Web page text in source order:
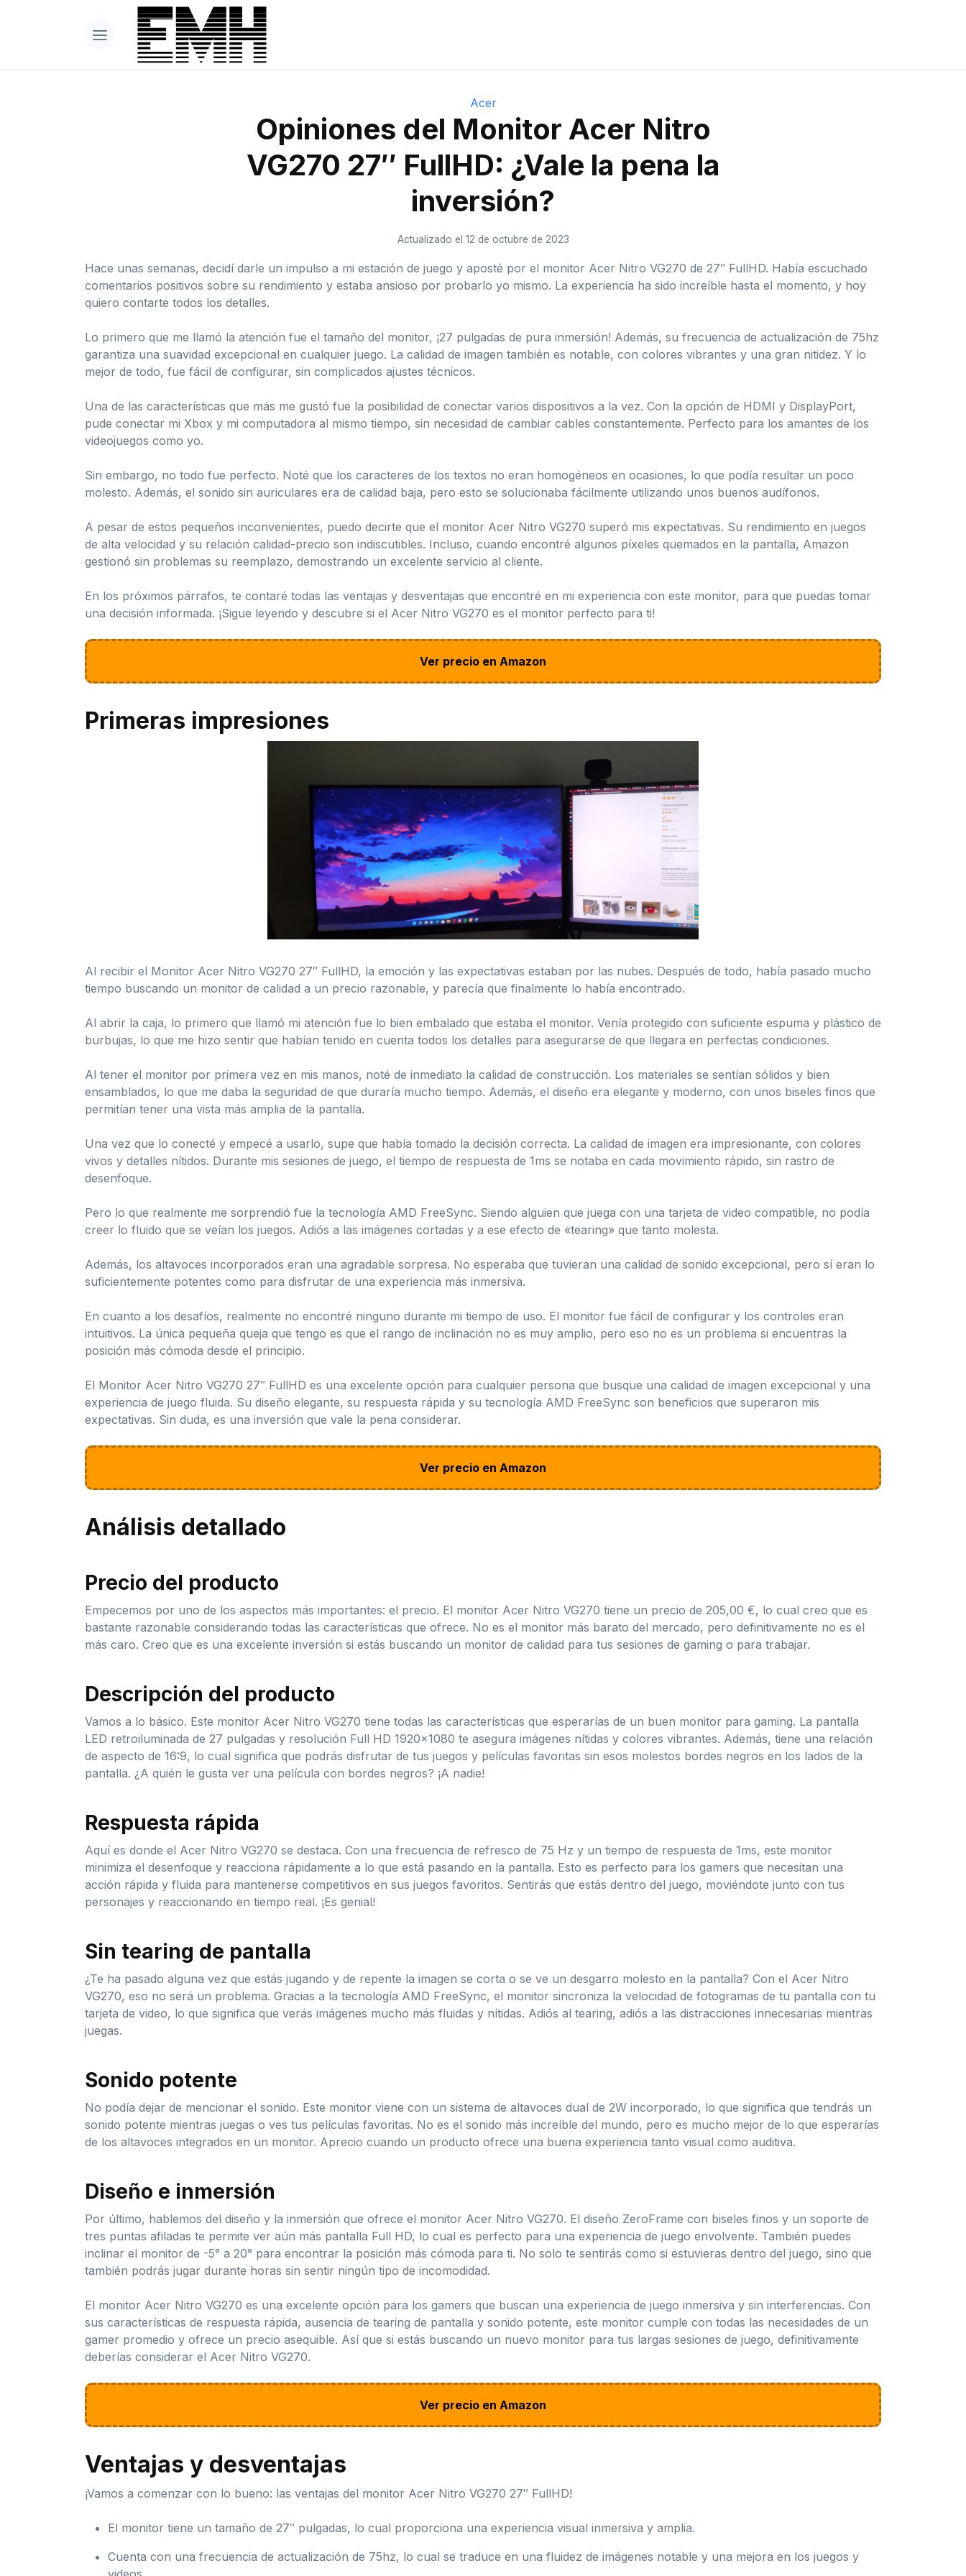
Acer
Opiniones del Monitor Acer Nitro
VG270 27″ FullHD: ¿Vale la pena la
inversión?
Actualizado el 12 de octubre de 2023
Hace unas semanas, decidí darle un impulso a mi estación de juego y aposté por el monitor Acer Nitro VG270 de 27″ FullHD. Había escuchado
comentarios positivos sobre su rendimiento y estaba ansioso por probarlo yo mismo. La experiencia ha sido increíble hasta el momento, y hoy
quiero contarte todos los detalles.
Lo primero que me llamó la atención fue el tamaño del monitor, ¡27 pulgadas de pura inmersión! Además, su frecuencia de actualización de 75hz
garantiza una suavidad excepcional en cualquier juego. La calidad de imagen también es notable, con colores vibrantes y una gran nitidez. Y lo
mejor de todo, fue fácil de configurar, sin complicados ajustes técnicos.
Una de las características que más me gustó fue la posibilidad de conectar varios dispositivos a la vez. Con la opción de HDMI y DisplayPort,
pude conectar mi Xbox y mi computadora al mismo tiempo, sin necesidad de cambiar cables constantemente. Perfecto para los amantes de los
videojuegos como yo.
Sin embargo, no todo fue perfecto. Noté que los caracteres de los textos no eran homogéneos en ocasiones, lo que podía resultar un poco
molesto. Además, el sonido sin auriculares era de calidad baja, pero esto se solucionaba fácilmente utilizando unos buenos audífonos.
A pesar de estos pequeños inconvenientes, puedo decirte que el monitor Acer Nitro VG270 superó mis expectativas. Su rendimiento en juegos
de alta velocidad y su relación calidad-precio son indiscutibles. Incluso, cuando encontré algunos píxeles quemados en la pantalla, Amazon
gestionó sin problemas su reemplazo, demostrando un excelente servicio al cliente.
En los próximos párrafos, te contaré todas las ventajas y desventajas que encontré en mi experiencia con este monitor, para que puedas tomar
una decisión informada. ¡Sigue leyendo y descubre si el Acer Nitro VG270 es el monitor perfecto para ti!
Ver precio en Amazon
Primeras impresiones
Al recibir el Monitor Acer Nitro VG270 27″ FullHD, la emoción y las expectativas estaban por las nubes. Después de todo, había pasado mucho
tiempo buscando un monitor de calidad a un precio razonable, y parecía que finalmente lo había encontrado.
Al abrir la caja, lo primero que llamó mi atención fue lo bien embalado que estaba el monitor. Venía protegido con suficiente espuma y plástico de
burbujas, lo que me hizo sentir que habían tenido en cuenta todos los detalles para asegurarse de que llegara en perfectas condiciones.
Al tener el monitor por primera vez en mis manos, noté de inmediato la calidad de construcción. Los materiales se sentían sólidos y bien
ensamblados, lo que me daba la seguridad de que duraría mucho tiempo. Además, el diseño era elegante y moderno, con unos biseles finos que
permitían tener una vista más amplia de la pantalla.
Una vez que lo conecté y empecé a usarlo, supe que había tomado la decisión correcta. La calidad de imagen era impresionante, con colores
vivos y detalles nítidos. Durante mis sesiones de juego, el tiempo de respuesta de 1ms se notaba en cada movimiento rápido, sin rastro de
desenfoque.
Pero lo que realmente me sorprendió fue la tecnología AMD FreeSync. Siendo alguien que juega con una tarjeta de video compatible, no podía
creer lo fluido que se veían los juegos. Adiós a las imágenes cortadas y a ese efecto de «tearing» que tanto molesta.
Además, los altavoces incorporados eran una agradable sorpresa. No esperaba que tuvieran una calidad de sonido excepcional, pero sí eran lo
suficientemente potentes como para disfrutar de una experiencia más inmersiva.
En cuanto a los desafíos, realmente no encontré ninguno durante mi tiempo de uso. El monitor fue fácil de configurar y los controles eran
intuitivos. La única pequeña queja que tengo es que el rango de inclinación no es muy amplio, pero eso no es un problema si encuentras la
posición más cómoda desde el principio.
El Monitor Acer Nitro VG270 27″ FullHD es una excelente opción para cualquier persona que busque una calidad de imagen excepcional y una
experiencia de juego fluida. Su diseño elegante, su respuesta rápida y su tecnología AMD FreeSync son beneficios que superaron mis
expectativas. Sin duda, es una inversión que vale la pena considerar.
Ver precio en Amazon
Análisis detallado
Precio del producto
Empecemos por uno de los aspectos más importantes: el precio. El monitor Acer Nitro VG270 tiene un precio de 205,00 €, lo cual creo que es
bastante razonable considerando todas las características que ofrece. No es el monitor más barato del mercado, pero definitivamente no es el
más caro. Creo que es una excelente inversión si estás buscando un monitor de calidad para tus sesiones de gaming o para trabajar.
Descripción del producto
Vamos a lo básico. Este monitor Acer Nitro VG270 tiene todas las características que esperarías de un buen monitor para gaming. La pantalla
LED retroiluminada de 27 pulgadas y resolución Full HD 1920×1080 te asegura imágenes nítidas y colores vibrantes. Además, tiene una relación
de aspecto de 16:9, lo cual significa que podrás disfrutar de tus juegos y películas favoritas sin esos molestos bordes negros en los lados de la
pantalla. ¿A quién le gusta ver una película con bordes negros? ¡A nadie!
Respuesta rápida
Aquí es donde el Acer Nitro VG270 se destaca. Con una frecuencia de refresco de 75 Hz y un tiempo de respuesta de 1ms, este monitor
minimiza el desenfoque y reacciona rápidamente a lo que está pasando en la pantalla. Esto es perfecto para los gamers que necesitan una
acción rápida y fluida para mantenerse competitivos en sus juegos favoritos. Sentirás que estás dentro del juego, moviéndote junto con tus
personajes y reaccionando en tiempo real. ¡Es genial!
Sin tearing de pantalla
¿Te ha pasado alguna vez que estás jugando y de repente la imagen se corta o se ve un desgarro molesto en la pantalla? Con el Acer Nitro
VG270, eso no será un problema. Gracias a la tecnología AMD FreeSync, el monitor sincroniza la velocidad de fotogramas de tu pantalla con tu
tarjeta de video, lo que significa que verás imágenes mucho más fluidas y nítidas. Adiós al tearing, adiós a las distracciones innecesarias mientras
juegas.
Sonido potente
No podía dejar de mencionar el sonido. Este monitor viene con un sistema de altavoces dual de 2W incorporado, lo que significa que tendrás un
sonido potente mientras juegas o ves tus películas favoritas. No es el sonido más increíble del mundo, pero es mucho mejor de lo que esperarías
de los altavoces integrados en un monitor. Aprecio cuando un producto ofrece una buena experiencia tanto visual como auditiva.
Diseño e inmersión
Por último, hablemos del diseño y la inmersión que ofrece el monitor Acer Nitro VG270. El diseño ZeroFrame con biseles finos y un soporte de
tres puntas afiladas te permite ver aún más pantalla Full HD, lo cual es perfecto para una experiencia de juego envolvente. También puedes
inclinar el monitor de -5° a 20° para encontrar la posición más cómoda para ti. No solo te sentirás como si estuvieras dentro del juego, sino que
también podrás jugar durante horas sin sentir ningún tipo de incomodidad.
El monitor Acer Nitro VG270 es una excelente opción para los gamers que buscan una experiencia de juego inmersiva y sin interferencias. Con
sus características de respuesta rápida, ausencia de tearing de pantalla y sonido potente, este monitor cumple con todas las necesidades de un
gamer promedio y ofrece un precio asequible. Así que si estás buscando un nuevo monitor para tus largas sesiones de juego, definitivamente
deberías considerar el Acer Nitro VG270.
Ver precio en Amazon
Ventajas y desventajas
¡Vamos a comenzar con lo bueno: las ventajas del monitor Acer Nitro VG270 27″ FullHD!
El monitor tiene un tamaño de 27″ pulgadas, lo cual proporciona una experiencia visual inmersiva y amplia.
Cuenta con una frecuencia de actualización de 75hz, lo cual se traduce en una fluidez de imágenes notable y una mejora en los juegos y